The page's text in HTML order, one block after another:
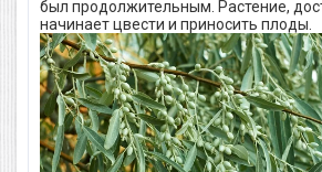
был продолжительным. Растение,
начинает цвести и приносить плоды.